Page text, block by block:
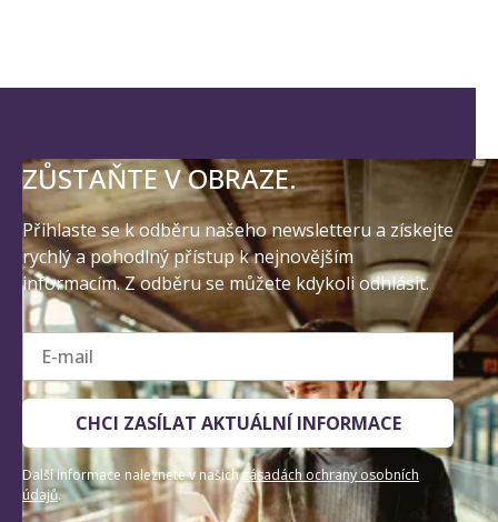
ZŮSTAŇTE V OBRAZE.
Přihlaste se k odběru našeho newsletteru a získejte
rychlý a pohodlný přístup k nejnovějším
informacím. Z odběru se můžete kdykoli odhlásit.
E-mail
CHCI ZASÍLAT AKTUÁLNÍ INFORMACE
Další informace naleznete v našichzásadách ochrany osobních
údajů.